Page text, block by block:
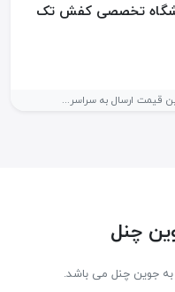
تخصصی کفش تک
قیمت ارسال به سراسر...
چنل
جوین چنل می باشد.